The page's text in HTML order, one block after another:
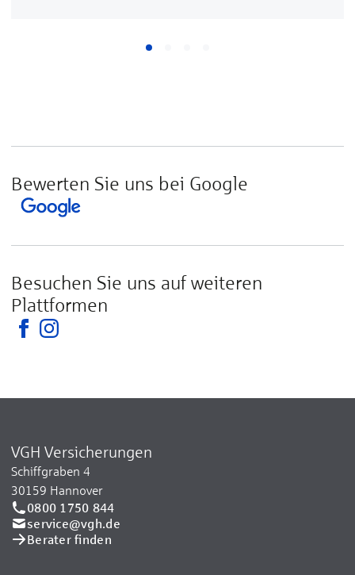
Bewerten Sie uns bei Google
Besuchen Sie uns auf weiteren
Plattformen
VGH Versicherungen
Schiffgraben 4
30159 Hannover
0800 1750 844
service@vgh.de
Berater finden